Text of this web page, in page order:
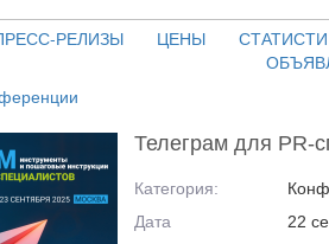
РЕЛИЗЫ ЦЕНЫ
Телеграм для PR-
Категория:
Дата
22